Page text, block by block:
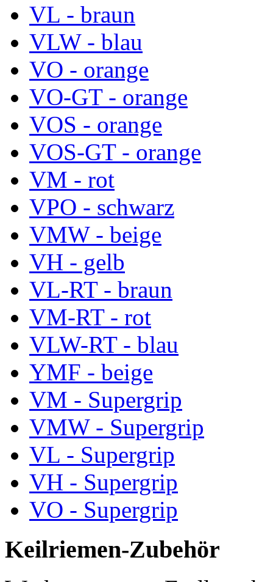
VL - braun
VLW - blau
VO - orange
VO-GT - orange
VOS - orange
VOS-GT - orange
VM - rot
VPO - schwarz
VMW - beige
VH - gelb
VL-RT - braun
VM-RT - rot
VLW-RT - blau
YMF - beige
VM - Supergrip
VMW - Supergrip
VL - Supergrip
VH - Supergrip
VO - Supergrip
Keilriemen-Zubehör